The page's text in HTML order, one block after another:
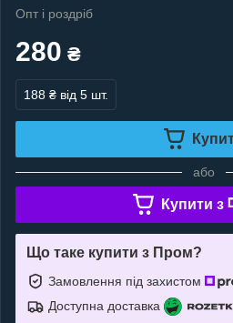
Опт і роздріб
280 ₴
188 ₴ від 5 шт.
або
Купити з
Що таке купити з Пром?
Замовлення під захистом
Доступна доставка